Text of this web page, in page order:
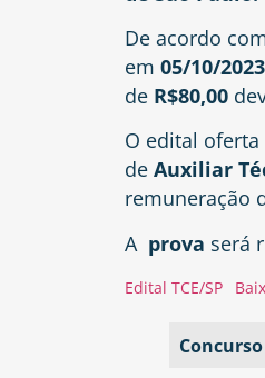
De acordo
em 05/10/
de R$80,00
O edital oferta
de Auxiliar
remuneração
A prova será
Edital TCE/SP
Concurso